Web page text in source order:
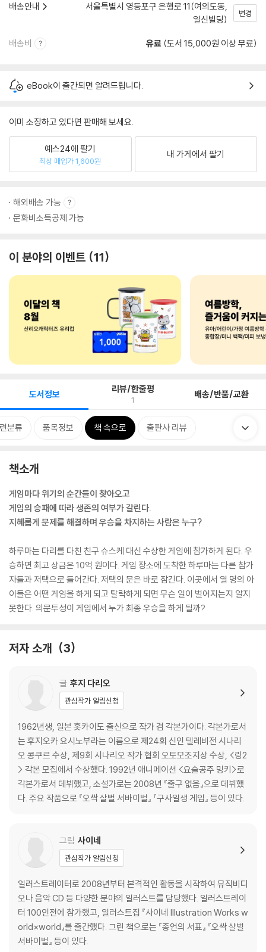
배송안내
서울특별시 영등포구 은행로 11(여의도동,
일신빌딩)
변경
배송비 유료 (도서 15,000원 이상 무료)
eBook이 출간되면 알려드립니다.
이미 소장하고 있다면 판매해 보세요.
예스24에 팔기
최상 매입가 1,600원
내 가게에서 팔기
해외배송 가능
문화비소득공제 가능
이 분야의 이벤트 11
도서정보 리뷰/한줄평
1 배송/반품/교환
분류 품목정보 책 속으로 출판사 리뷰
책소개
게임마다 위기의 순간들이 찾아오고
게임의 승패에 따라 생존의 여부가 갈린다.
지혜롭게 문제를 해결하며 우승을 차지하는 사람은 누구?
하루마는 다리를 다친 친구 슈스케 대신 수상한 게임에 참가하게 된다. 우
승하면 최고 상금은 10억 원이다. 게임 장소에 도착한 하루마는 다른 참가
자들과 저택으로 들어간다. 저택의 문은 바로 잠긴다. 이곳에서 열 명의 아
이들은 어떤 게임을 하게 되고 탈락하게 되면 무슨 일이 벌어지는지 알지
못한다. 의문투성이 게임에서 누가 최종 우승을 하게 될까?
저자 소개 3
글 후지 다리오
관심작가 알림신청
1962년생, 일본 홋카이도 출신으로 작가 겸 각본가이다. 각본가로서
는 후지오카 요시노부라는 이름으로 제24회 신인 텔레비전 시나리
오 콩쿠르 수상, 제9회 시나리오 작가 협회 오토모조지상 수상, <링2
> 각본 모집에서 수상했다. 1992년 애니메이션 <요술공주 밍키>로
각본가로서 데뷔했고, 소설가로는 2008년 『출구 없음』으로 데뷔했
다. 주요 작품으로 『오싹 살벌 서바이벌』 『구사일생 게임』 등이 있다.
그림 사이네
관심작가 알림신청
일러스트레이터로 2008년부터 본격적인 활동을 시작하여 뮤직비디
오나 음악 CD 등 다양한 분야의 일러스트를 담당했다. 일러스트레이
터 100인전에 참가했고, 일러스트집 『사이네 Illustration Works w
orld×world』를 출간했다. 그린 책으로는 『종언의 서표』 『오싹 살벌
서바이벌』 등이 있다.